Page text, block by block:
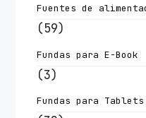
Fuentes de
(59)
Fundas para E-Book
(3)
Fundas para Tablets